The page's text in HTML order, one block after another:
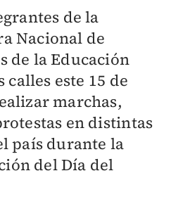
de la
Nacional de
de la Educación
calles este 15 de
marchas,
en distintas
país durante la
del Día del